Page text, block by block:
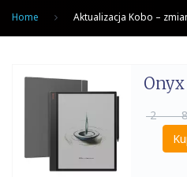
Home Aktualizacja Kobo –
2